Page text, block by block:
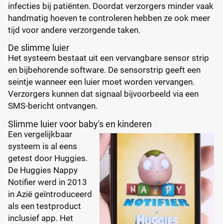
infecties bij patiënten. Doordat verzorgers minder vaak
handmatig hoeven te controleren hebben ze ook meer
tijd voor andere verzorgende taken.
De slimme luier
Het systeem bestaat uit een vervangbare sensor strip
en bijbehorende software. De sensorstrip geeft een
seintje wanneer een luier moet worden vervangen.
Verzorgers kunnen dat signaal bijvoorbeeld via een
SMS-bericht ontvangen.
Slimme luier voor baby's en kinderen
Een vergelijkbaar
systeem is al eens
getest door Huggies.
De Huggies Nappy
Notifier werd in 2013
in Azië geïntroduceerd
als een testproduct
inclusief app. Het